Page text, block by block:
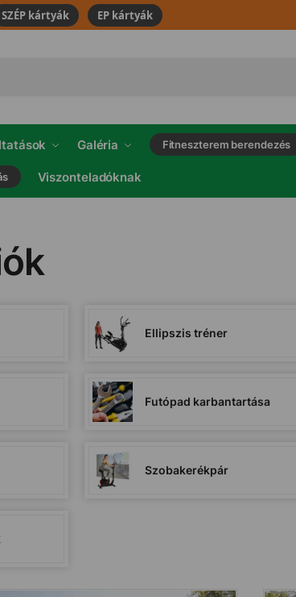
SZÉP kártyák EP kártyák
Galéria Fitneszterem berendezés
Viszonteladóknak
Ellipszis tréner
Futópad karbantartása
Szobakerékpár